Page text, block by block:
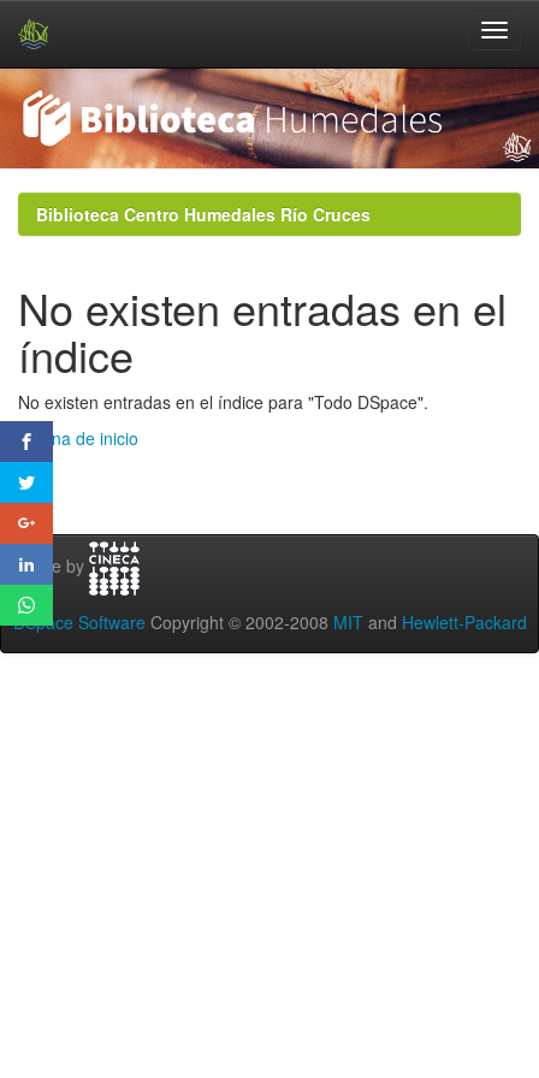
navigationBiblioteca Centro Humedales Río Cruces
No existen entradas en el
índice
No existen entradas en el índice para "Todo DSpace".
Página de inicio
Theme by
DSpace Software Copyright © 2002-2008 MIT and Hewlett-Packard